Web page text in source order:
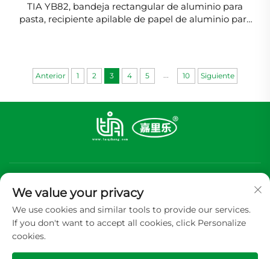
TIA YB82, bandeja rectangular de aluminio para
pasta, recipiente apilable de papel de aluminio para
Anterior 1 2 3 4 5 ... 10 Siguiente
Suscribirse
We value your privacy
We use cookies and similar tools to provide our services.
If you don't want to accept all cookies, click Personalize
cookies.